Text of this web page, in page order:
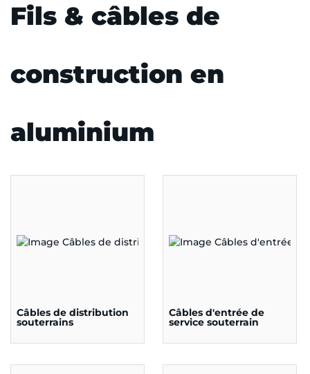
Fils & câbles de
construction en
aluminium
Câbles de distribution
souterrains
Câbles d'entrée de
service souterrain